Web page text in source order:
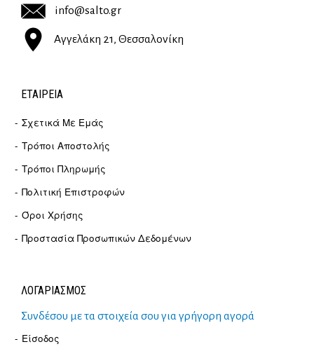
info@salto.gr
Αγγελάκη 21, Θεσσαλονίκη
ΕΤΑΙΡΕΊΑ
Σχετικά Με Εμάς
Τρόποι Αποστολής
Τρόποι Πληρωμής
Πολιτική Επιστροφών
Όροι Χρήσης
Προστασία Προσωπικών Δεδομένων
ΛΟΓΑΡΙΑΣΜΟΣ
Συνδέσου με τα στοιχεία σου για γρήγορη αγορά
Είσοδος